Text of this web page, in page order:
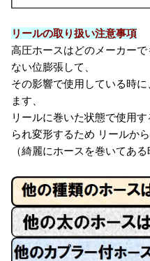
リールの取り扱い注意事項
高圧ホースはどのメーカー
ない位膨張して、
その影響で使用している時
ます、
リールに巻いた状態で使用
られ変形するため リールか
（綺麗にホースを巻いてあ